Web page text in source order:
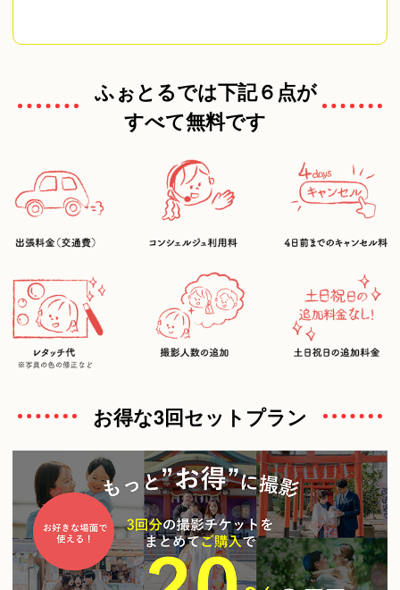
ふぉとるでは下記６点が
すべて無料です
お得な3回セットプラン